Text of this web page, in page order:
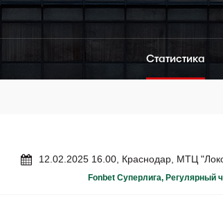
Статистика